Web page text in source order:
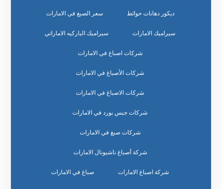
ديكور دهانات حوائط سعر الصبغ في الامارات
سيراميك الامارات سيراميك الباركيه الاماراتي
شركات اصباغ في الامارات
شركات الأصباغ في الامارات
شركات الاصباغ في الامارات
شركات جبس بورد في الامارات
شركات صبغ في الامارات
شركة أصباغ ناشيونال الامارات
شركة اصباغ الامارات صباغ في الامارات